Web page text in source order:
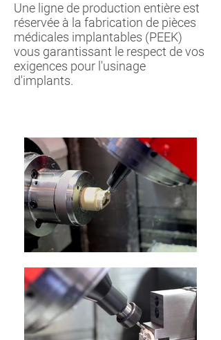
Une ligne de production entière est
réservée à la fabrication de pièces
médicales implantables (PEEK)
vous garantissant le respect de vos
exigences pour l'usinage
d'implants.